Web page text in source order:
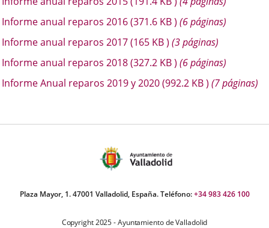
aplicación
externa.
aplicación
externa.
Informe anual reparos 2016(371.6 KB) (6 páginas)
Informe anual reparos 2017(165 KB) (3 páginas)
Informe anual reparos 2018(327.2 KB) (6 páginas)
Informe Anual reparos 2019 y 2020(992.2 KB) (7 páginas)
Plaza Mayor, 1. 47001 Valladolid, España. Teléfono:+34 983 426 100
Copyright 2025 - Ayuntamiento de Valladolid